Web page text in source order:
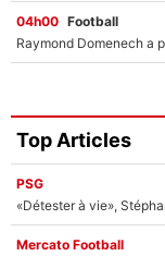
04h00 Football
Top Articles
PSG
«Détester à vie»,
Mercato Football